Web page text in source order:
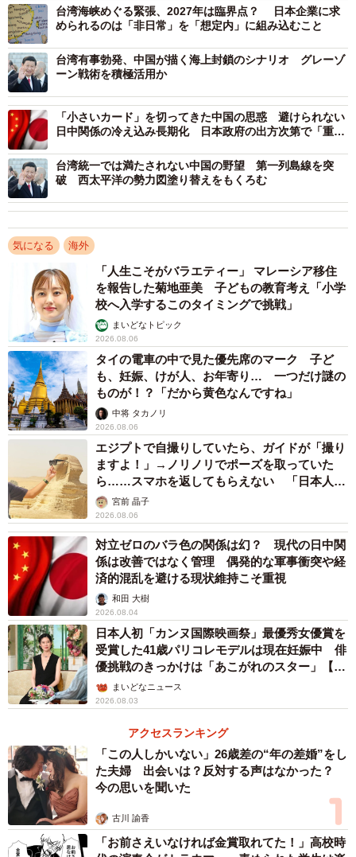
が本音と言える。
これに対してイランは、経済制裁や軍事的な圧力による
国内の疲弊を打開し、現体制の存続を図ることを最優先課
題としている。ウラン処分や海峡開放というカードを切る
ことで、一時的に緊張を緩和させ、国際社会からの孤立を
防ぐという実利的な狙いがそこには透けて見える。
しかし、これら2国の思惑は、イスラエルが抱く危機感と
は根本的に異なる。イスラエルにとって米イラン間の合意
は、一時的な時間稼ぎに過ぎず、イランの本質的な脅威、
すなわち反イスラエル姿勢や周辺国への代理勢力拡大とい
った根深い問題を何ら解決するものではない。
イスラエルという不確定要素
こうした背景から、イスラエル側には自国の安全保障に
直結する核心的な問題が、米イランの頭越しの交渉によっ
て妥協されることへの強い不信感が渦巻いている。そのた
め、今回の合意が正式に署名されるかどうかにかかわら
ず、イランによる軍事的な拠点の構築や、周辺武装勢力へ
の武器供与など、少しでも疑わしい動きが検知されれば、
イスラエルが自衛を名目にいつ先制的な軍事行動に踏み切
ってもおかしくない情勢が続くことになる。
結局のところ、今回の合意案は当事国間の火種を根本か
ら消し止めるものではなく、あくまで利害や思惑の一致し
た部分だけで対立を一時的に凍結させる応急処置に留ま
る。中東地域における安全保障のジレンマは全く解消され
ておらず、イスラエルによる独自の強硬策という不確定要
素を抱えたまま、情勢は今後も激しく流動していくと予想
される。
台湾海峡めぐる緊張、2027年は臨界点？ 日本企業に求
められるのは「非日常」を「想定内」に組み込むこと
台湾有事勃発、中国が描く海上封鎖のシナリオ グレーゾ
ーン戦術を積極活用か
「小さいカード」を切ってきた中国の思惑 避けられない
日中関係の冷え込み長期化 日本政府の出方次第で「重い
台湾統一では満たされない中国の野望 第一列島線を突
破 西太平洋の勢力図塗り替えをもくろむ
気になる 海外
「人生こそがバラエティー」 マレーシア移住
を報告した菊地亜美 子どもの教育考え「小学
校へ入学するこのタイミングで挑戦」
まいどなトピック
2026.08.06
タイの電車の中で見た優先席のマーク 子ど
も、妊娠、けが人、お年寄り… 一つだけ謎の
ものが！？「だから黄色なんですね」
中将 タカノリ
2026.08.06
エジプトで自撮りしていたら、ガイドが「撮り
ますよ！」→ノリノリでポーズを取っていた
ら……スマホを返してもらえない 「日本人は
カモ代表かも」「私は6時間で3万円払った」
宮前 晶子
2026.08.06
対立ゼロのバラ色の関係は幻？ 現代の日中関
係は改善ではなく管理 偶発的な軍事衝突や経
済的混乱を避ける現状維持こそ重視
和田 大樹
2026.08.04
日本人初「カンヌ国際映画祭」最優秀女優賞を
受賞した41歳パリコレモデルは現在妊娠中 俳
優挑戦のきっかけは「あこがれのスター」【徹
子の部屋】
まいどなニュース
2026.08.03
アクセスランキング
「この人しかいない」26歳差の“年の差婚”をし
た夫婦 出会いは？反対する声はなかった？
今の思いを聞いた
古川 諭香
「お前さえいなければ金賞取れてた！」高校時